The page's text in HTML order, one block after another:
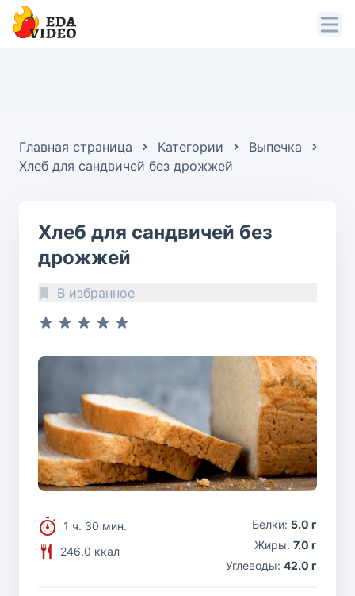
Главная страница Категории
Выпечка
Хлеб для сандвичей без дрожжей
Хлеб для сандвичей без
дрожжей
В избранное
1 ч. 30 мин.
246.0 ккал
Белки: 5.0 г
Жиры: 7.0 г
Углеводы: 42.0 г